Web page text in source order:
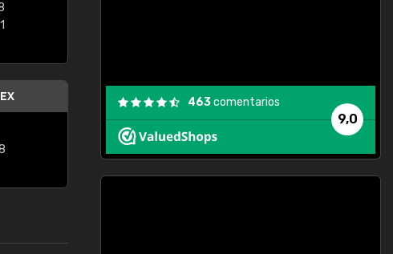
9,0
463comentarios